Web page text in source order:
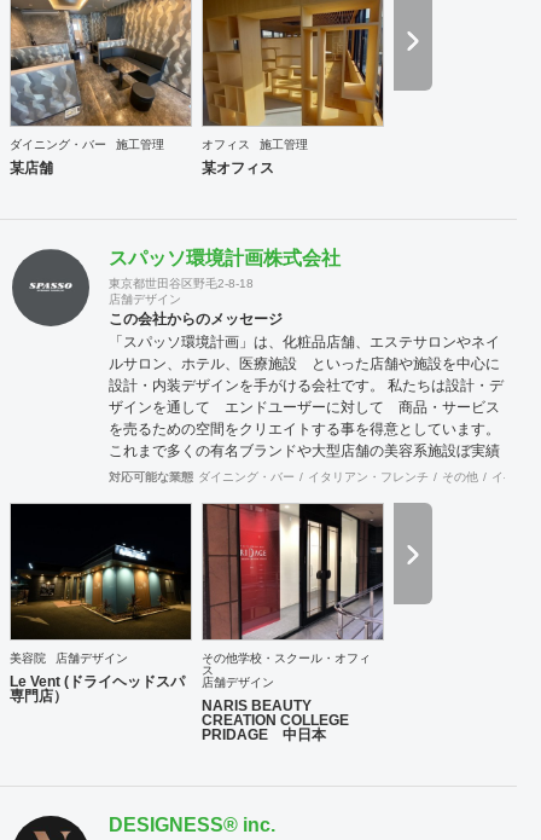
極的行動、目標と達成、社内外の信頼できる仲間とお互いを
高めながら、業界全体の底上げ、活性化に努め成長していき
たいと思います。
ダイニング・バー 施工管理
某店舗
オフィス 施工管理
某オフィス
スパッソ環境計画株式会社
東京都世田谷区野毛2-8-18
店舗デザイン
この会社からのメッセージ
「スパッソ環境計画」は、化粧品店舗、エステサロンやネイ
ルサロン、ホテル、医療施設 といった店舗や施設を中心に
設計・内装デザインを手がける会社です。 私たちは設計・デ
ザインを通して エンドユーザーに対して 商品・サービス
を売るための空間をクリエイトする事を得意としています。
これまで多くの有名ブランドや大型店舗の美容系施設ぼ実績
を経験を活かして、女性の気持ちを動かせる空間創りが可能
だいてまいりました。 私たちには、店舗設計・店舗デザイン
をご提供して20年以上の歴史があります。 少数精鋭のチー
ムですのでフットワークが軽いうえ、デザイナーはそれぞれ
経験豊富です。 女性の購買心理など女性のマーケティング理
論に基づいた店舗 設計には定評があり、日本だけでなく中国
をはじめとする海外店舗でも大きな反響を実現してきまし
ナーのコラボレーションにより 感性を生かした上で計算さ
れた空間。集客や売り上げにつなげていきます。 設計施工ご
希望のお客様には 施工会社とのコラボレーションにて対応
が可能でございます。どうぞご相談ください。
対応可能な業態 ダイニング・バー イタリアン・フレンチ その他 イベン
美容院 店舗デザイン
Le Vent (ドライヘッドスパ
専門店）
その他学校・スクール・オフィ
ス
店舗デザイン
NARIS BEAUTY
CREATION COLLEGE
PRIDAGE 中日本
DESIGNESS®︎ inc.